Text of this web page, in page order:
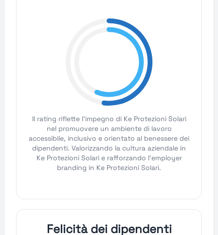
Il rating riflette l'impegno di Ke Protezioni Solari
nel promuovere un ambiente di lavoro
accessibile, inclusivo e orientato al benessere dei
dipendenti. Valorizzando la cultura aziendale in
Ke Protezioni Solari e rafforzando l'employer
branding in Ke Protezioni Solari.
Felicità dei dipendenti